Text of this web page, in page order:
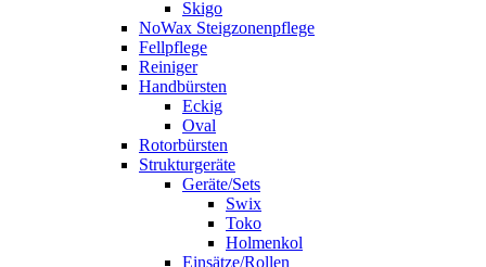
Skigo
NoWax Steigzonenpflege
Fellpflege
Reiniger
Handbürsten
Eckig
Oval
Rotorbürsten
Strukturgeräte
Geräte/Sets
Swix
Toko
Holmenkol
Einsätze/Rollen